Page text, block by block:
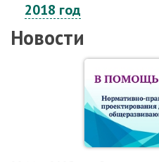
2018 год
Новости